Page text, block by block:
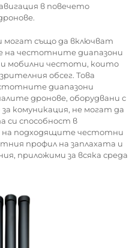
в повечето
могат също да включват
на честотните диапазони
и мобилни честоти, които
обсег. Това
диапазони
дронове, оборудвани с
комуникация, не могат да
си способност в
подходящите честотни
профил на заплахата и
приложими за всяка среда